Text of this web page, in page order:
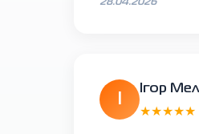
Ігор
★★★★★